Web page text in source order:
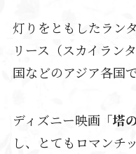
灯りをともしたラン
リース（スカイラン
国などのアジア各国
ディズニー映画「塔
し、とてもロマンチ